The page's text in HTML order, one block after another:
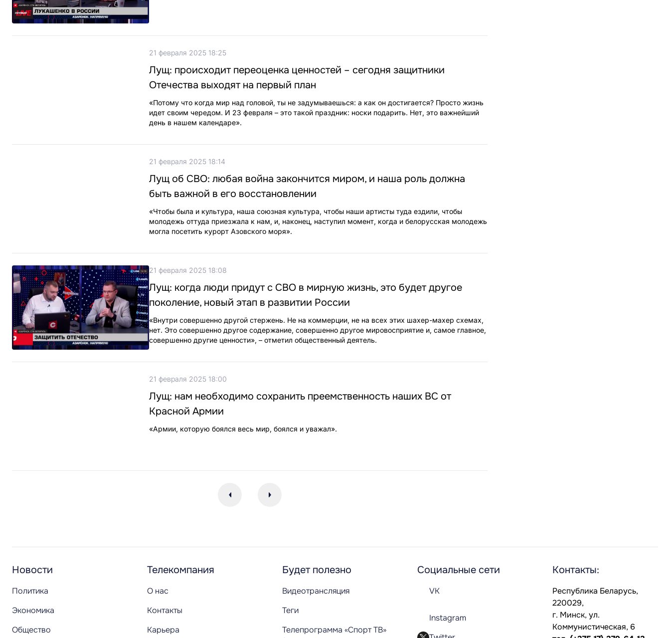
21 февраля 2025 18:25
Лущ: происходит переоценка ценностей – сегодня защитники
Отечества выходят на первый план
«Потому что когда мир над головой, ты не задумываешься: а как он достигается? Просто жизнь
идет своим чередом. И 23 февраля – это такой праздник: носки подарить. Нет, это важнейший
день в нашем календаре».
21 февраля 2025 18:14
Лущ об СВО: любая война закончится миром, и наша роль должна
быть важной в его восстановлении
«Чтобы была и культура, наша союзная культура, чтобы наши артисты туда ездили, чтобы
молодежь оттуда приезжала к нам, и, наконец, наступил момент, когда и белорусская молодежь
могла посетить курорт Азовского моря».
21 февраля 2025 18:08
Лущ: когда люди придут с СВО в мирную жизнь, это будет другое
поколение, новый этап в развитии России
«Внутри совершенно другой стержень. Не на коммерции, не на всех этих шахер-махер схемах,
нет. Это совершенно другое содержание, совершенно другое мировосприятие и, самое главное,
совершенно другие ценности», – отметил общественный деятель.
21 февраля 2025 18:00
Лущ: нам необходимо сохранить преемственность наших ВС от
Красной Армии
«Армии, которую боялся весь мир, боялся и уважал».
Новости
Политика
Экономика
Общество
Телекомпания
О нас
Контакты
Карьера
Будет полезно
Видеотрансляция
Теги
Телепрограмма «Спорт ТВ»
Социальные сети
VK
Instagram
Контакты:
Республика Беларусь,
220029,
г. Минск, ул.
Коммунистическая, 6